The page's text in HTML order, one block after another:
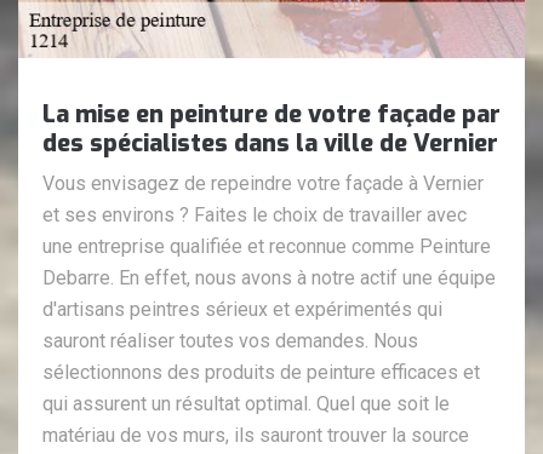
La mise en peinture de votre façade par
des spécialistes dans la ville de Vernier
Vous envisagez de repeindre votre façade à Vernier
et ses environs ? Faites le choix de travailler avec
une entreprise qualifiée et reconnue comme Peinture
Debarre. En effet, nous avons à notre actif une équipe
d'artisans peintres sérieux et expérimentés qui
sauront réaliser toutes vos demandes. Nous
sélectionnons des produits de peinture efficaces et
qui assurent un résultat optimal. Quel que soit le
matériau de vos murs, ils sauront trouver la source